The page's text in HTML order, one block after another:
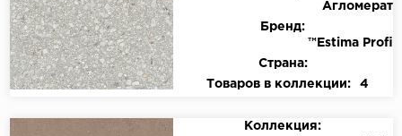
Агломерат
Бренд:
™Estima Profi
Страна:
Товаров в коллекции:
4
Коллекция: